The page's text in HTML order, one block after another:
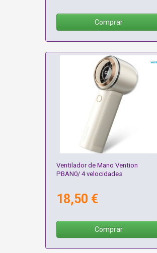
Comprar
Ventilador de Mano Vention
PBAN0/ 4 velocidades
18,50 €
Comprar